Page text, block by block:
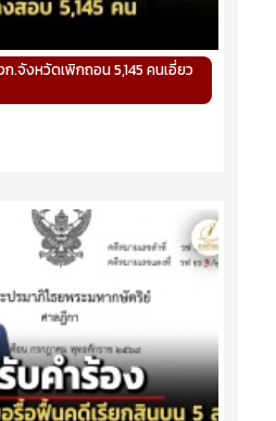
.จังหวัดเพิกถอน 5,145 คนเอี่ยว